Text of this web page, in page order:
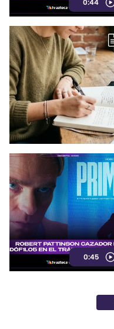
0:44
0:45